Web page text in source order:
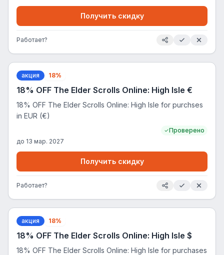
Получить скидку
Работает?
акция 18%
18% OFF The Elder Scrolls Online: High Isle €
18% OFF The Elder Scrolls Online: High Isle for purchses
in EUR (€)
Проверено
до 13 мар. 2027
Получить скидку
Работает?
акция 18%
18% OFF The Elder Scrolls Online: High Isle $
18% OFF The Elder Scrolls Online: High Isle for purchases